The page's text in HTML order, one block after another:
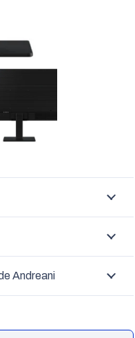
Andreani